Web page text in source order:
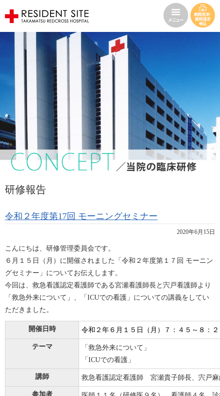
研修報告
令和２年度第17回 モーニングセミナー
2020年6月15日
こんにちは、研修管理委員会です。
６月１５日（月）に開催されました「令和２年度第１７回 モーニン
グセミナー」についてお伝えします。
今回は、救急看護認定看護師である宮瀬看護師長と宍戸看護師より
「救急外来について」、「ICUでの看護」についての講義をしてい
ただきました。
開催日時 令和２年６ 月１５ 日（月）７：４５～８：
テーマ
「救急外来について」
「ICUでの看護」
講師 救急看護認定看護師 宮瀬貴子師長、宍戸麻
参加者